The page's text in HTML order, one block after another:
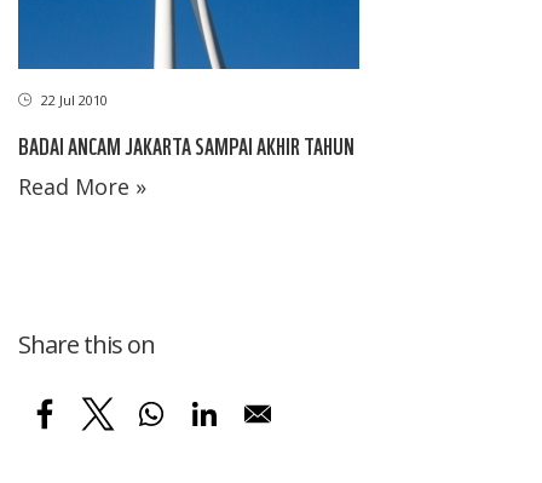
22 Jul 2010
BADAI ANCAM JAKARTA SAMPAI AKHIR TAHUN
Read More »
Share this on